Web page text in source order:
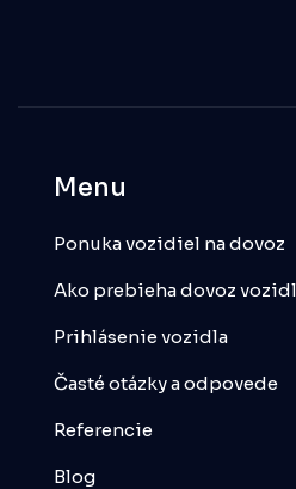
Menu
Ponuka vozidiel na dovoz
Ako prebieha dovoz
Prihlásenie vozidla
Časté otázky a odpovede
Referencie
Blog